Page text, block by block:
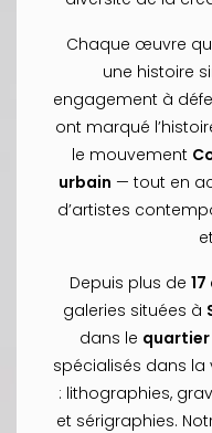
Chaque œuvre
une histoire
engagement à
ont marqué
le mouvement
urbain — tout en
d’artistes
Depuis plus de
galeries situées à
dans le quartier
spécialisés dans la
: lithographies,
et sérigraphies.